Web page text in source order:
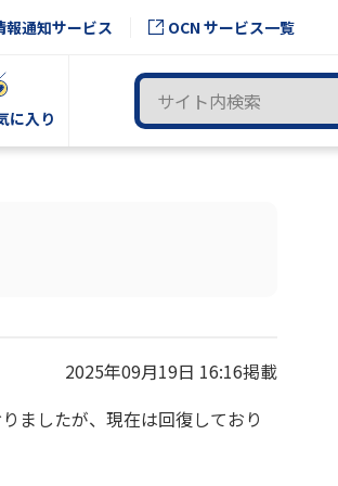
報通知サービス OCN サービス一覧
に入り
2025年09月19日 16:16掲載
ましたが、現在は回復しており